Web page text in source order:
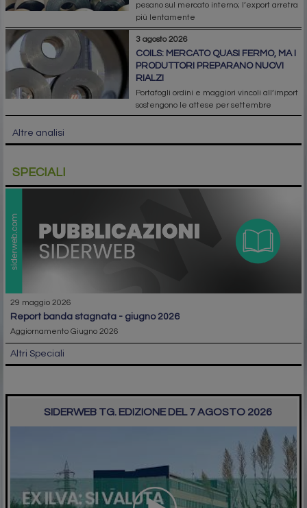
pesano sul mercato interno; l’export arretra
più lentamente
3 agosto 2026
COILS: MERCATO QUASI FERMO, MA I
PRODUTTORI PREPARANO NUOVI
RIALZI
Portafogli ordini e maggiori vincoli all’import
sostengono le attese per settembre
Altre analisi
SPECIALI
29 maggio 2026
report banda stagnata - giugno 2026
Aggiornamento Giugno 2026
Altri Speciali
SIDERWEB TG. EDIZIONE DEL 7 AGOSTO 2026